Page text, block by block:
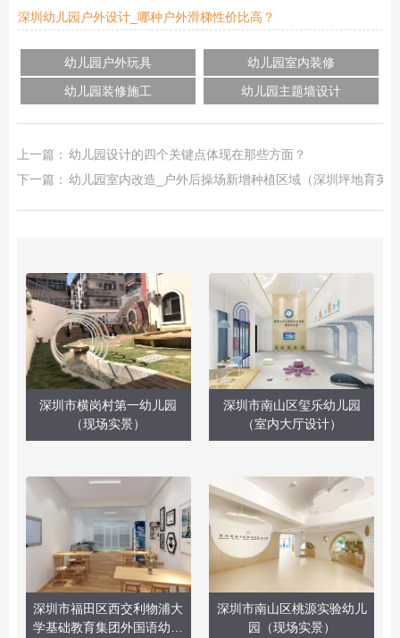
深圳幼儿园户外设计_哪种户外滑梯性价比高？
幼儿园户外玩具
幼儿园室内装修
幼儿园装修施工
幼儿园主题墙设计
上一篇： 幼儿园设计的四个关键点体现在那些方面？
下一篇： 幼儿园室内改造_户外后操场新增种植区域（深圳坪地育英
深圳市横岗村第一幼儿园
（现场实景）
深圳市南山区玺乐幼儿园
（室内大厅设计）
深圳市福田区西交利物浦大
学基础教育集团外国语幼儿
深圳市南山区桃源实验幼儿
园（现场实景）